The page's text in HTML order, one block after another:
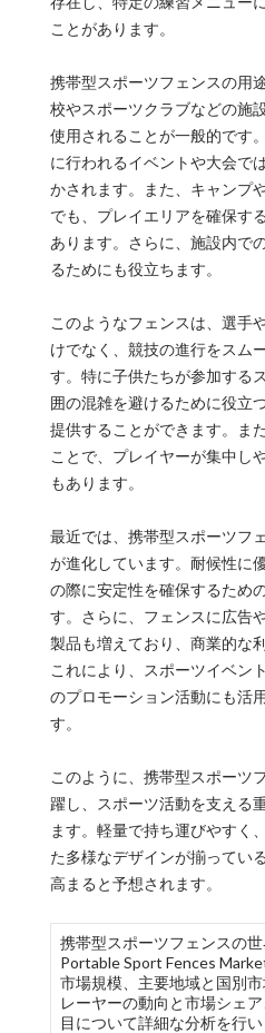
ことがあります。
携帯型スポーツフェンスの用
校やスポーツクラブなどの施
使用されることが一般的です
に行われるイベントや大会で
かされます。また、キャンプ
でも、プレイエリアを確保す
あります。さらに、施設内で
るためにも役立ちます。
このようなフェンスは、選手
けでなく、競技の進行をスム
す。特に子供たちが参加する
囲の混雑を避けるために役立
提供することができます。ま
ことで、プレイヤーが集中し
もあります。
最近では、携帯型スポーツフ
が進化しています。耐候性に
の際に安定性を確保するため
す。さらに、フェンスに広告
製品も増えており、商業的な
これにより、スポーツイベン
のプロモーション活動にも活
す。
このように、携帯型スポーツ
躍し、スポーツ活動を支える
ます。軽量で持ち運びやすく
た多様なデザインが揃ってい
高まると予想されます。
携帯型スポーツフェンスの
Portable Sport Fences
市場規模、主要地域と国別
レーヤーの動向と市場シェ
目について詳細な分析を行い